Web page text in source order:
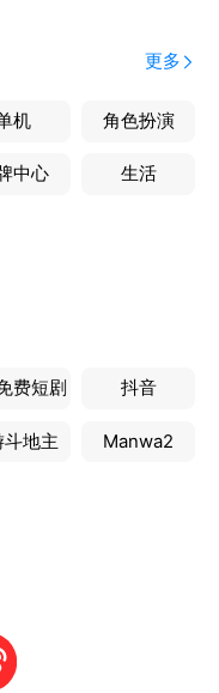
讲透一个知识点
→压轴渐进式提高
度不同两大难题
全场景覆盖
法打造多维进阶体
更多
机 角色扮演
中心 生活
费短剧 抖音
斗地主 Manwa2